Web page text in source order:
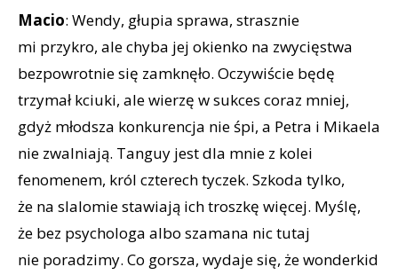
Macio: Wendy, głupia sprawa, strasznie
mi przykro, ale chyba jej okienko na zwycięstwa
bezpowrotnie się zamknęło. Oczywiście będę
trzymał kciuki, ale wierzę w sukces coraz mniej,
gdyż młodsza konkurencja nie śpi, a Petra i Mikaela
nie zwalniają. Tanguy jest dla mnie z kolei
fenomenem, król czterech tyczek. Szkoda tylko,
że na slalomie stawiają ich troszkę więcej. Myślę,
że bez psychologa albo szamana nic tutaj
nie poradzimy. Co gorsza, wydaje się, że wonderkid